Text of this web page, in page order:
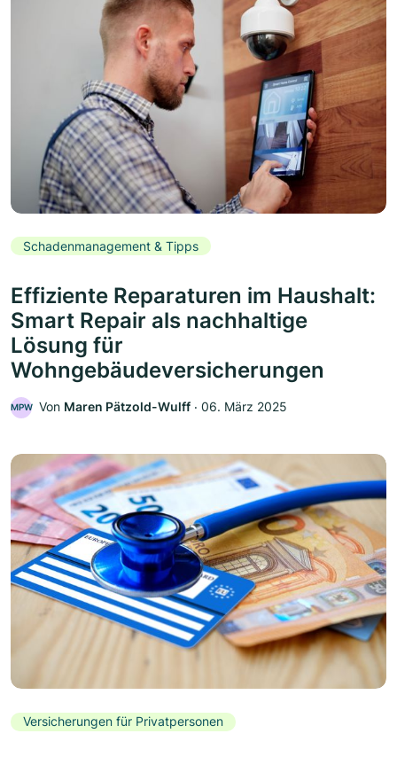
Schadenmanagement & Tipps
Effiziente Reparaturen im Haushalt:
Smart Repair als nachhaltige
Lösung für
Wohngebäudeversicherungen
MPW Von Maren Pätzold-Wulff ‧ 06. März 2025
Versicherungen für Privatpersonen